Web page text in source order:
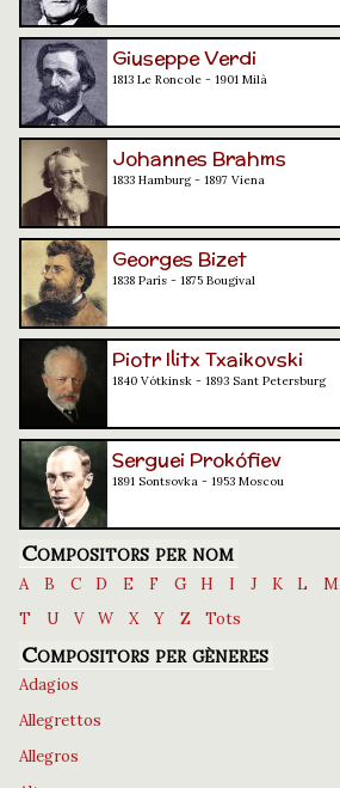
Giuseppe Verdi
1813 Le Roncole - 1901 Milà
Johannes Brahms
1833 Hamburg - 1897 Viena
Georges Bizet
1838 París - 1875 Bougival
Piotr Ilitx Txaikovski
1840 Vótkinsk - 1893 Sant Petersburg
Serguei Prokófiev
1891 Sontsovka - 1953 Moscou
Compositors per nom
A B C D E F G H I J K L M
T
U V W X Y Z Tots
Compositors per gèneres
Adagios
Allegrettos
Allegros